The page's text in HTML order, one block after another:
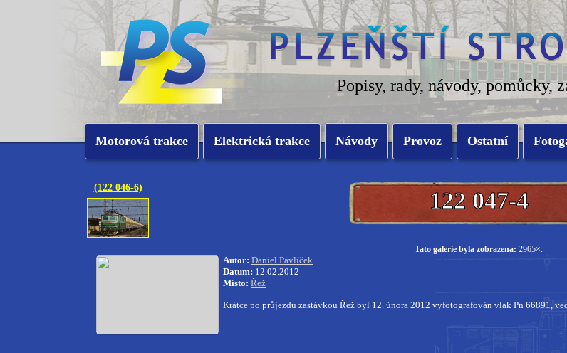
Popisy, rady, návody, pomůcky,
Motorová trakce Elektrická trakce Návody Provoz Ostatní
(122 046-6) 122 047-4
Tato galerie byla zobrazena: 2965×.
Autor: Daniel Pavlíček
Datum: 12.02.2012
Místo: Řež
Krátce po průjezdu zastávkou Řež byl 12. února 2012 vyfotografován vlak Pn 66891,